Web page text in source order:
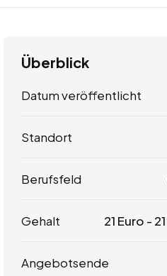
Überblick
Datum veröffentlicht
Standort
Berufsfeld
Gehalt 21 Euro - 21
Angebotsende